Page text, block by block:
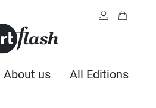
About us All Editions